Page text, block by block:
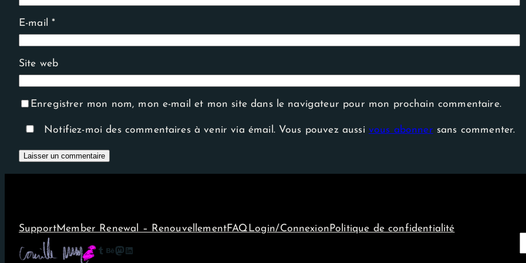
E-mail*
Site web
Enregistrer mon nom, mon e-mail et mon site dans le navigateur pour mon prochain commentaire.
Notifiez-moi des commentaires à venir via émail. Vous pouvez aussi vous abonner sans commenter.
SupportMember Renewal – RenouvellementFAQ Login/Connexion Politique de confidentialité
Tumblr Behance Mastodon LinkedIn
e